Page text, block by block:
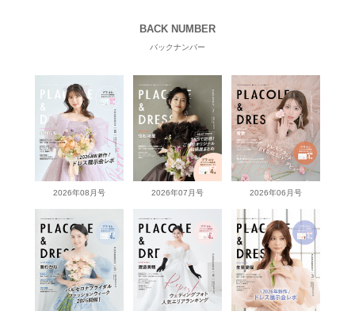
BACK NUMBER
バックナンバー
2026年08月号 2026年07月号 2026年06月号